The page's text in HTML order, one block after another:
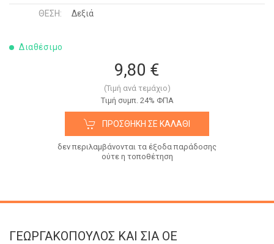
ΘΈΣΗ:
Δεξιά
Διαθέσιμο
9,80 €
(Τιμή ανά τεμάχιο)
Tιμή συμπ. 24% ΦΠΑ
ΠΡΟΣΘΉΚΗ ΣΕ ΚΑΛΆΘΙ
δεν περιλαμβάνονται τα έξοδα παράδοσης
ούτε η τοποθέτηση
ΓΕΩΡΓΑΚΟΠΟΥΛΟΣ KAI ΣΙΑ OE